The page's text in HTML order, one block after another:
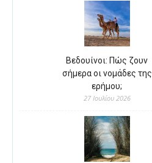
Βεδουίνοι: Πώς ζουν
σήμερα οι νομάδες της
ερήμου;
27 Ιουλίου 2026